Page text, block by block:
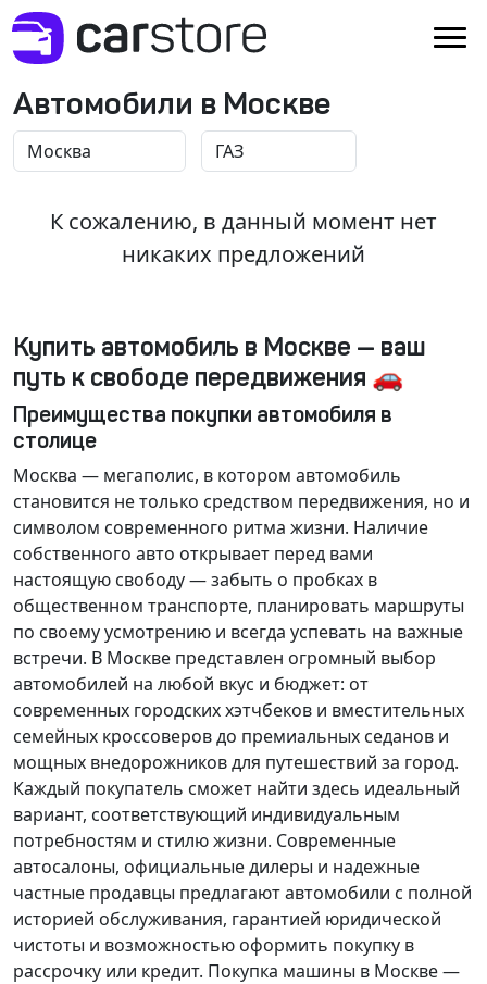
Автомобили в Москве
К сожалению, в данный момент нет
никаких предложений
Купить автомобиль в Москве — ваш
путь к свободе передвижения 🚗
Преимущества покупки автомобиля в
столице
Москва — мегаполис, в котором автомобиль
становится не только средством передвижения, но и
символом современного ритма жизни. Наличие
собственного авто открывает перед вами
настоящую свободу — забыть о пробках в
общественном транспорте, планировать маршруты
по своему усмотрению и всегда успевать на важные
встречи. В Москве представлен огромный выбор
автомобилей на любой вкус и бюджет: от
современных городских хэтчбеков и вместительных
семейных кроссоверов до премиальных седанов и
мощных внедорожников для путешествий за город.
Каждый покупатель сможет найти здесь идеальный
вариант, соответствующий индивидуальным
потребностям и стилю жизни. Современные
автосалоны, официальные дилеры и надежные
частные продавцы предлагают автомобили с полной
историей обслуживания, гарантией юридической
чистоты и возможностью оформить покупку в
рассрочку или кредит. Покупка машины в Москве —